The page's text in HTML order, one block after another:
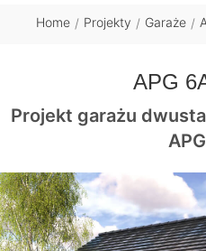
Home / Projekty / Garaże /
APG
Projekt garażu